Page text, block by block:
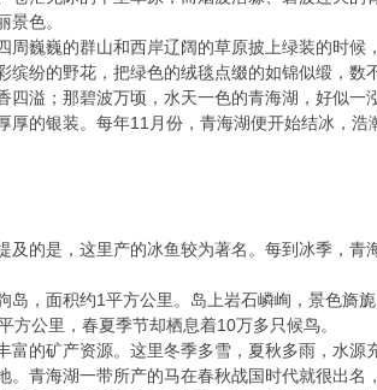
色。
巍巍的群山和西岸辽阔的草原披上绿装的时
纷的野花，把绿色的绒毯点缀的如锦似缎，
四溢；那碧波万顷，水天一色的青海湖，好似
的银装。每年11月份，青海湖便开始结冰，
的是，这里产的冰鱼较为著名。每到冰季，
，面积约1平方公里。岛上岩石嶙峋，景色旖
公里，春夏季节却栖息着10万多只候鸟。
的矿产资源。这里冬季多雪，夏秋多雨，水源
青海湖一带所产的马在春秋战国时代就很出名